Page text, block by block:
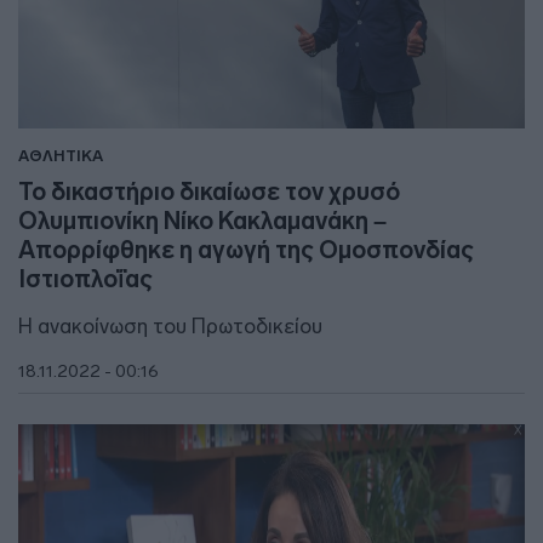
ΑΘΛΗΤΙΚΑ
Το δικαστήριο δικαίωσε τον χρυσό
Ολυμπιονίκη Νίκο Κακλαμανάκη –
Απορρίφθηκε η αγωγή της Ομοσπονδίας
Ιστιοπλοΐας
Η ανακοίνωση του Πρωτοδικείου
18.11.2022 - 00:16